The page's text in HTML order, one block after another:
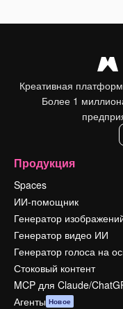
Креативная
Более 1
Продукция
Spaces
ИИ-помощник
Генератор
Генератор видео ИИ
Генератор голоса на
Стоковый контент
MCP для Claude/
Агенты Новое